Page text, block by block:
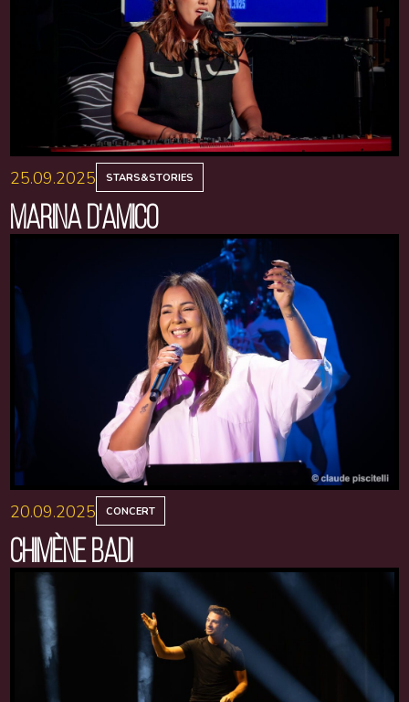
25.09.2025 STARS&STORIES
MARINA D'AMICO
20.09.2025 CONCERT
CHIMÈNE BADI